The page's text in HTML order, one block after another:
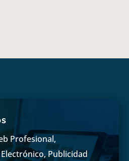
Profesional,
Publicidad